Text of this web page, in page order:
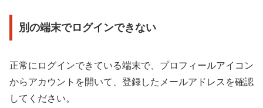
別の端末でログインできない
正常にログインできている端末で、プロフィールアイコン
からアカウントを開いて、登録したメールアドレスを確認
してください。